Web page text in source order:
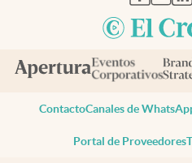
ContactoCanales de
Portal de Proveedores